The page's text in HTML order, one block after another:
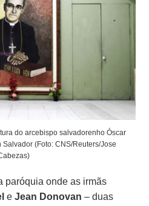
do arcebispo salvadorenho Óscar
(Foto: CNS/Reuters/Jose
paróquia onde as irmãs
eJean Donovan – duas